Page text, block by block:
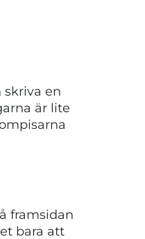
skriva en
är lite
framsidan
bara att